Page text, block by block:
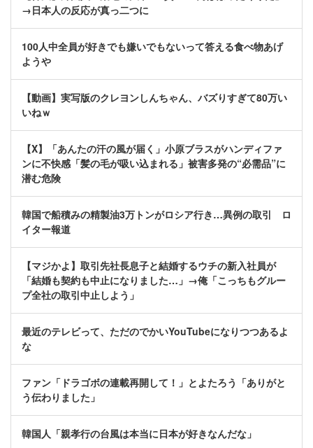
→日本人の反応が真っ二つに
100人中全員が好きでも嫌いでもないって答える食べ物あげ
ようや
【動画】実写版のクレヨンしんちゃん、バズりすぎて80万い
いねｗ
【X】「あんたの汗の風が届く」小原ブラスがハンディファ
ンに不快感「髪の毛が吸い込まれる」被害多発の“必需品”に
潜む危険
韓国で船積みの精製油3万トンがロシア行き…異例の取引 ロ
イター報道
【マジかよ】取引先社長息子と結婚するウチの新入社員が
「結婚も契約も中止になりました…」→俺「こっちもグルー
プ全社の取引中止しよう」
最近のテレビって、ただのでかいYouTubeになりつつあるよ
な
ファン「ドラゴボの連載再開して！」とよたろう「ありがと
う伝わりました」
韓国人「親孝行の台風は本当に日本が好きなんだな」